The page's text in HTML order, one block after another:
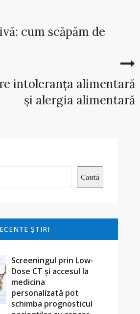
cum scăpăm de
intoleranța alimentară
și alergia alimentară
Caută
ŞTIRI
Screeningul prin Low-
Dose CT și accesul la
medicina
personalizată pot
schimba prognosticul